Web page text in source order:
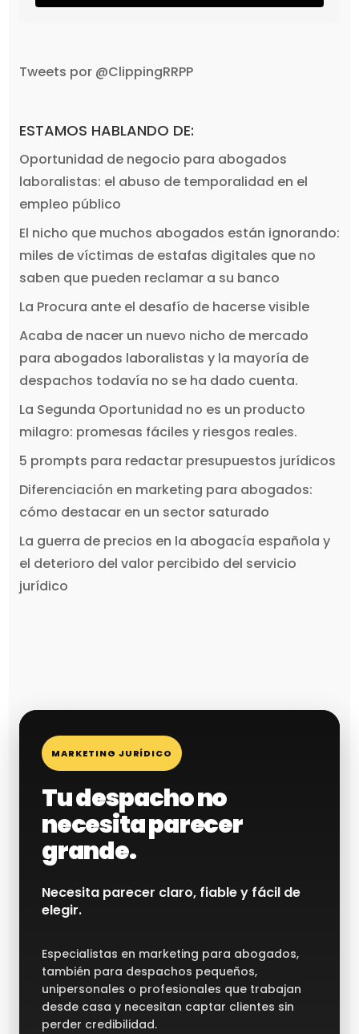
Tweets por @ClippingRRPP
ESTAMOS HABLANDO DE:
Oportunidad de negocio para abogados
laboralistas: el abuso de temporalidad en el
empleo público
El nicho que muchos abogados están ignorando:
miles de víctimas de estafas digitales que no
saben que pueden reclamar a su banco
La Procura ante el desafío de hacerse visible
Acaba de nacer un nuevo nicho de mercado
para abogados laboralistas y la mayoría de
despachos todavía no se ha dado cuenta.
La Segunda Oportunidad no es un producto
milagro: promesas fáciles y riesgos reales.
5 prompts para redactar presupuestos jurídicos
Diferenciación en marketing para abogados:
cómo destacar en un sector saturado
La guerra de precios en la abogacía española y
el deterioro del valor percibido del servicio
jurídico
MARKETING JURÍDICO
Tu despacho no
necesita parecer
grande.
Necesita parecer claro, fiable y fácil de
elegir.
Especialistas en marketing para abogados,
también para despachos pequeños,
unipersonales o profesionales que trabajan
desde casa y necesitan captar clientes sin
perder credibilidad.